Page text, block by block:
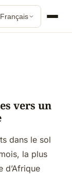
Français
vers un
dans le sol
la plus
d’Afrique